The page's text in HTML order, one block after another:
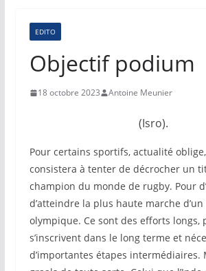
EDITO
Objectif podium
18 octobre 2023 Antoine Meunier
(Isro).
Pour certains sportifs, actualité
consistera à tenter de décrocher un
champion du monde de rugby. Pour
d’atteindre la plus haute marche
olympique. Ce sont des efforts longs,
s’inscrivent dans le long terme et
d’importantes étapes intermédiaires.